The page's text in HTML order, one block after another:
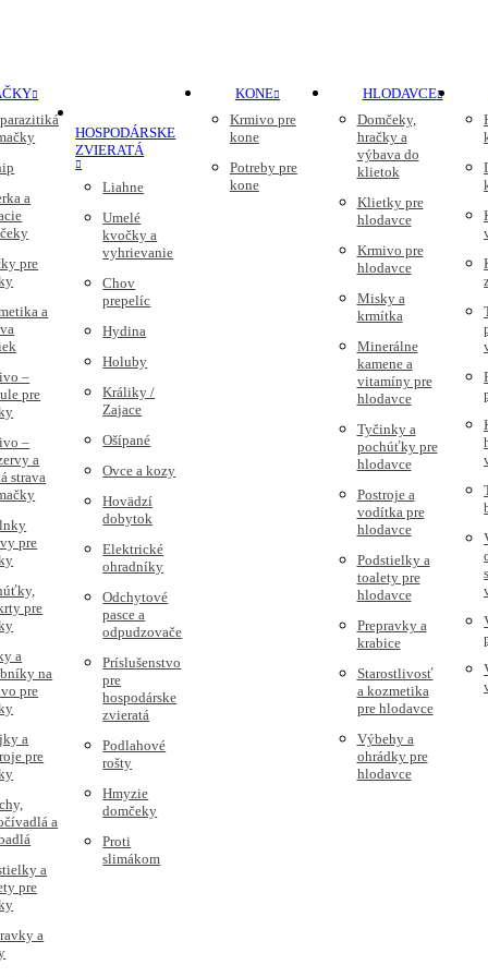
a
pre
a
–
pre
–
a
strava
pre
pre
a
na
pre
a
pre
a
a
pre
a
HOSPODÁRSKE
ZVIERATÁ
Liahne
Umelé
kvočky a
vyhrievanie
Chov
prepelíc
Hydina
Holuby
Králiky /
Zajace
Ošípané
Ovce a kozy
Hovädzí
dobytok
Elektrické
ohradníky
Odchytové
pasce a
odpudzovače
Príslušenstvo
pre
hospodárske
zvieratá
Podlahové
rošty
Hmyzie
domčeky
Proti
slimákom
KONE
Krmivo pre
kone
Potreby pre
kone
HLODAVCE
Domčeky,
hračky a
výbava do
klietok
Klietky pre
hlodavce
Krmivo pre
hlodavce
Misky a
krmítka
Minerálne
kamene a
vitamíny pre
hlodavce
Tyčinky a
pochúťky pre
hlodavce
Postroje a
vodítka pre
hlodavce
Podstielky a
toalety pre
hlodavce
Prepravky a
krabice
Starostlivosť
a kozmetika
pre hlodavce
Výbehy a
ohrádky pre
hlodavce